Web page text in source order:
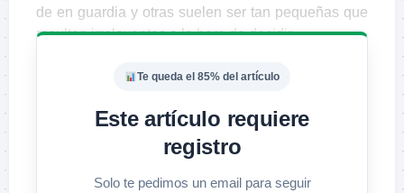
de en guardia y otras suelen ser tan pequeñas que
resultan irrelevantes a la hora de decidir.
Te queda el 85% del artículo
Este artículo requiere
registro
Solo te pedimos un email para seguir